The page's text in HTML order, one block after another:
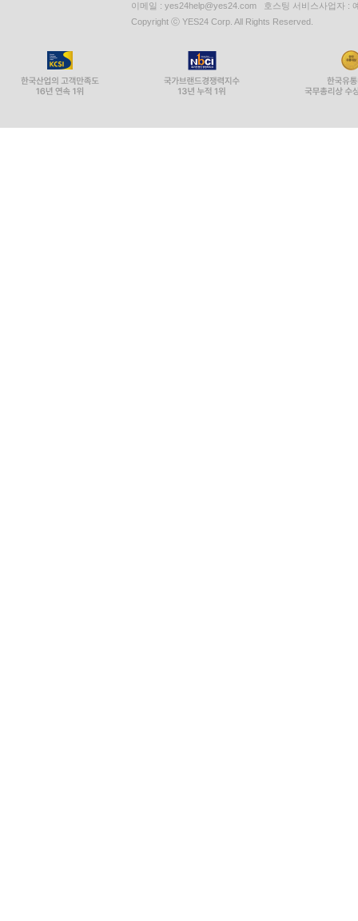
이메일 : yes24help@yes24.com 호스팅 서비스사업자 :
Copyright ⓒ YES24 Corp. All Rights Reserved.